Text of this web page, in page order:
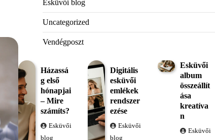
Esküvői blog
Uncategorized
Vendégposzt
Házassá
g első
hónapjai
– Mire
számíts?
Esküvői
blog
Digitális
esküvői
emlékek
rendszer
ezése
Esküvői
blog
Esküvői
album
összeállít
ása
kreatíva
n
Esküvői